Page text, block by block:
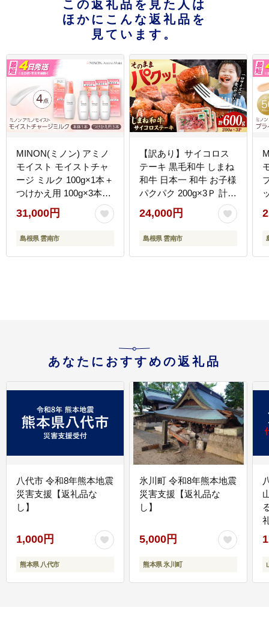
この返礼品を見た人は
ほかにこんな返礼品を
見ています。
MINON(ミノン) アミノ
モイスト モイストチャ
ージ ミルク 100g×1本＋
つけかえ用 100g×3本セ
ット 計4点 貯水肌 保水
乳液 美容 美肌 メイク
スキンケア 島根県雲南
（株） [AIDU005]
31,000円
島根県 雲南市
【訳あり】サイコロス
テーキ 黒毛和牛 しまね
和牛 日本一 和牛 お子様
パクパク 200g×3Ｐ 計
600g 島根県雲南市/有限
会社宮本食肉店
[AIDQ002]
24,000円
島根県 雲南市
あなたにおすすめの返礼品
八代市 令和8年熊本地震
災害支援【返礼品な
し】
1,000円
熊本県 八代市
氷川町 令和8年熊本地震
災害支援【返礼品な
し】
5,000円
熊本県 氷川町